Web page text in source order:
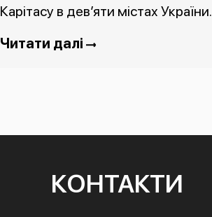
Карітасу в дев’яти містах України.
Читати далі
КОНТАКТИ